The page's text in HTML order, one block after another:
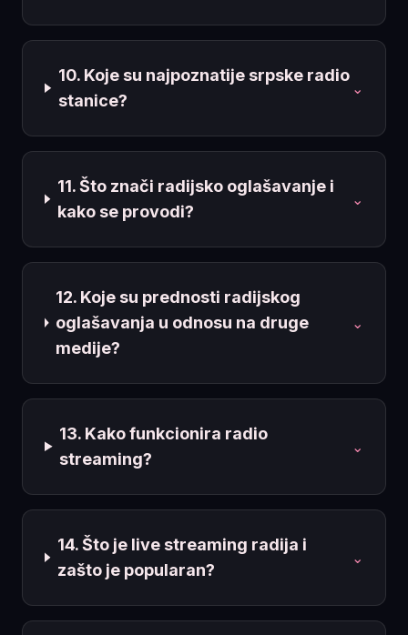
10. Koje su najpoznatije srpske radio
stanice?
⌄
11. Što znači radijsko oglašavanje i
kako se provodi?
⌄
12. Koje su prednosti radijskog
oglašavanja u odnosu na druge
medije?
⌄
13. Kako funkcionira radio
streaming?
⌄
14. Što je live streaming radija i
zašto je popularan?
⌄